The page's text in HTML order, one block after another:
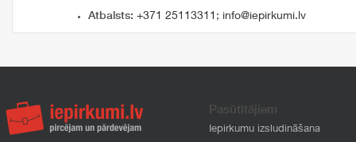
Atbalsts: +371 25113311 ; info@iepirkumi.lv
Pasūtītājiem
Iepirkumu izsludināšana